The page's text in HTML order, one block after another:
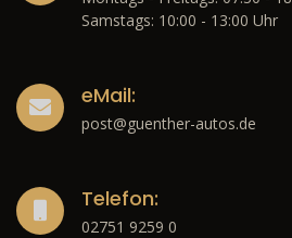
Samstags: 10:00 - 13:00 Uhr
eMail:
post@guenther-autos.de
Telefon:
02751 9259 0